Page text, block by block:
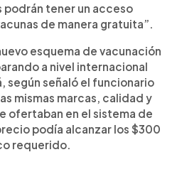
podrán tener un acceso
de manera gratuita”.
esquema de vacunación
a nivel internacional
según señaló el funcionario
mismas marcas, calidad y
ofertaban en el sistema de
podía alcanzar los $300
requerido.